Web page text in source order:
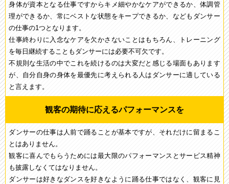
身体が資本となる仕事ですからキメ細やかなケアができるか、体調管
理ができるか、常にベストな状態をキープできるか、などもダンサー
の仕事の1つとなります。
仕事終わりに入念なケアを欠かさないことはもちろん、トレーニング
を毎日継続することもダンサーには必要不可欠です。
不規則な生活の中でこれを続けるのは大変だと感じる場面もあります
が、自分自身の身体を最優先に考えられる人はダンサーに適している
と言えます。
観客の期待に応えるパフォーマンスを
ダンサーの仕事は人前で踊ることが基本ですが、それだけに留まるこ
とはありません。
観客に喜んでもらうためには最大限のパフォーマンスとサービス精神
も披露しなくてはなりません。
ダンサーは好きなダンスを好きなように踊る仕事ではなく、観客に見